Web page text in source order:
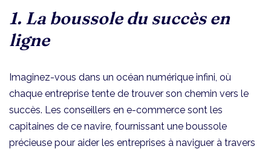
1. La boussole du succès en
ligne
Imaginez-vous dans un océan numérique infini, où
chaque entreprise tente de trouver son chemin vers le
succès. Les conseillers en e-commerce sont les
capitaines de ce navire, fournissant une boussole
précieuse pour aider les entreprises à naviguer à travers